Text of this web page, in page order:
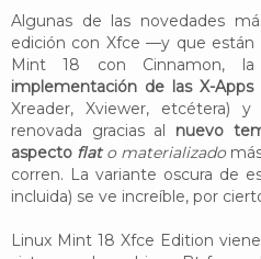
Algunas de las novedades
edición con Xfce —y que
Mint 18 con Cinnamon,
implementación de las X-Apps
Xreader, Xviewer, etcétera)
renovada gracias al nuevo
aspecto flato materializado
corren. La variante oscura de
incluida) se ve increíble, por
Linux Mint 18 Xfce Edition